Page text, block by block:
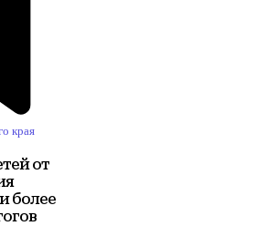
края
от
более